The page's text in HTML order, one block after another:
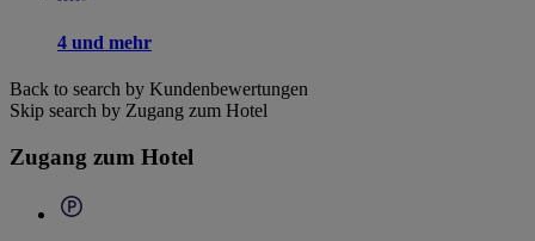
4 und mehr
Back to search by Kundenbewertungen
Skip search by Zugang zum Hotel
Zugang zum Hotel